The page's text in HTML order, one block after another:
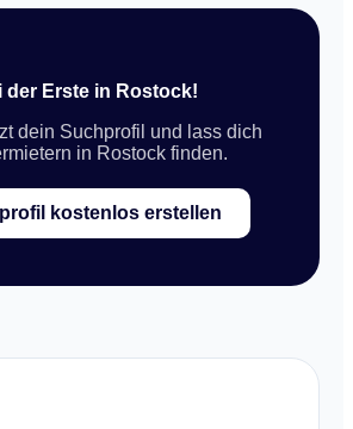
der Erste in Rostock!
dein Suchprofil und lass dich
in Rostock finden.
kostenlos erstellen